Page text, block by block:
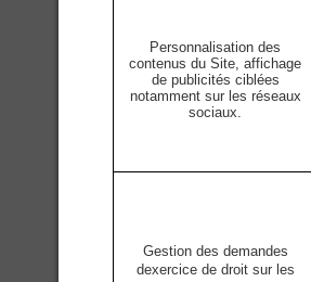
Personnalisation des
contenus du Site, affichage
de publicités ciblées
notamment sur les réseaux
sociaux.
Gestion des demandes
dexercice de droit sur les